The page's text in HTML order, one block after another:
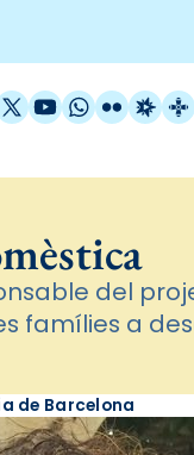
X / Twitter
YouTube
WhatsApp
FlickrRadio
del
famílies a
de Barcelona